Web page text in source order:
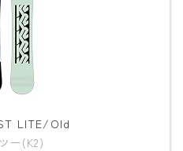
LITE/Old
ー(K2)